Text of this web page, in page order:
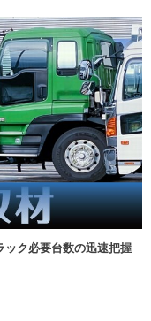
ック必要台数の迅速把握